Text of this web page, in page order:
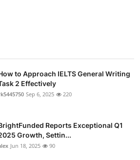
to Approach IELTS General Writing
2 Effectively
Sep 6, 2025 220
Reports Exceptional Q1
Growth, Settin...
Jun 18, 2025 90